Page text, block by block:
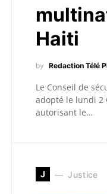
Haiti
by Redaction Télé
Le Conseil de
adopté le lundi 2
autorisant le…
J Justice